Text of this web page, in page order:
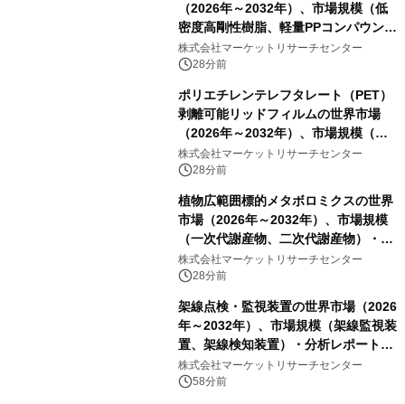
（2026年～2032年）、市場規模（低
密度高剛性樹脂、軽量PPコンパウン
ド、強化軽量ブレンド、軽量PCR
PA、その他）・分析レポートを発表
株式会社マーケットリサーチセンター
28分前
ポリエチレンテレフタレート（PET）
剥離可能リッドフィルムの世界市場
（2026年～2032年）、市場規模（ヒ
ートシールタイプ、コールドシールタ
イプ、粘着タイプ）・分析レポートを
発表
株式会社マーケットリサーチセンター
28分前
植物広範囲標的メタボロミクスの世界
市場（2026年～2032年）、市場規模
（一次代謝産物、二次代謝産物）・分
析レポートを発表
株式会社マーケットリサーチセンター
28分前
架線点検・監視装置の世界市場（2026
年～2032年）、市場規模（架線監視装
置、架線検知装置）・分析レポートを
発表
株式会社マーケットリサーチセンター
58分前